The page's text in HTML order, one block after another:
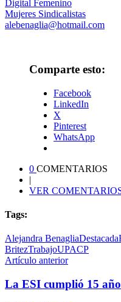
Digital Femenino
Mujeres Sindicalistas
alebenaglia@hotmail.com
Comparte esto:
Facebook
LinkedIn
X
Pinterest
WhatsApp
0 COMENTARIOS
|
VER
Tags:
Alejandra BenagliaDestacada
BritezTrabajoUPACP
Artículo anterior
La ESI cumplió 15